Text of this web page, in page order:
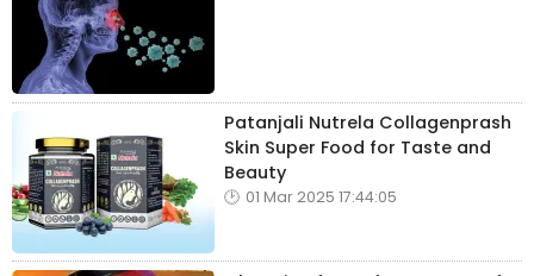
Patanjali Nutrela Collagenprash
Skin Super Food for Taste and
Beauty
01 Mar 2025 17:44:05